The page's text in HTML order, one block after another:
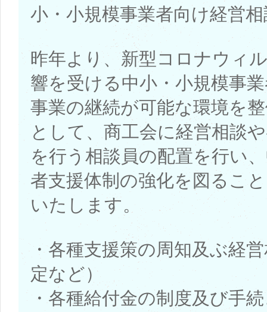
小・小規模事業者向け経営
昨年より、新型コロナウィ
響を受ける中小・小規模事
事業の継続が可能な環境を
として、商工会に経営相談
を行う相談員の配置を行い
者支援体制の強化を図るこ
いたします。
・各種支援策の周知及ぶ経
定など）
・各種給付金の制度及び手